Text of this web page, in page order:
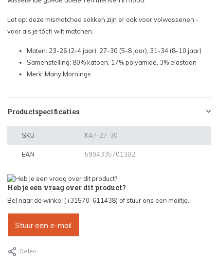
Let op: deze mismatched sokken zijn er ook voor volwassenen -
voor als je tóch wilt matchen.
Maten: 23-26 (2-4 jaar), 27-30 (5-8 jaar), 31-34 (8-10 jaar)
Samenstelling: 80% katoen, 17% polyamide, 3% elastaan
Merk: Many Mornings
Productspecificaties
SKU K47-27-30
EAN 5904335701302
Heb je een vraag over dit product?
Bel naar de winkel (+31570-611438) of stuur ons een mailtje.
Stuur een e-mail
Delen